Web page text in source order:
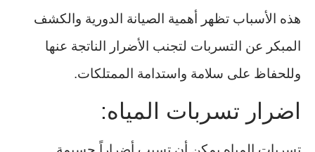
هذه الأسباب تظهر أهمية الصيانة الدورية والكشف
المبكر عن التسربات لتجنب الأضرار الناتجة عنها
وللحفاظ على سلامة واستدامة الممتلكات.
اضرار تسربات المياه: